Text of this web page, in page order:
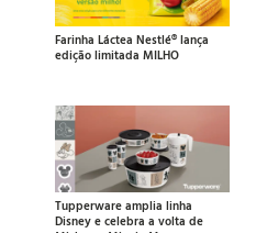
Farinha Láctea Nestlé® lança
edição limitada MILHO
Tupperware amplia linha
Disney e celebra a volta de